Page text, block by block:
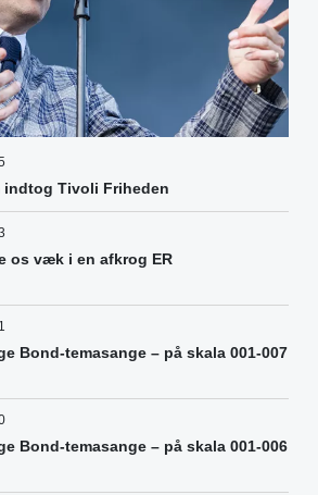
indtog Tivoli Friheden
os væk i en afkrog ER
Bond-temasange – på skala 001-007
Bond-temasange – på skala 001-006